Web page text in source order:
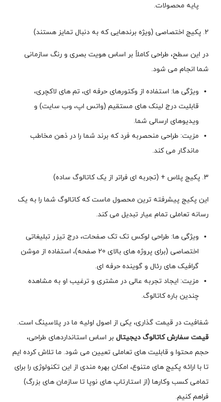
پایه محصولات.
2. پکیج اختصاصی (ویژه برندهایی که به دنبال تمایز هستند)
در این سطح، طراحی کاملاً بر اساس هویت بصری و رنگ سازمانی
شما انجام می شود.
ویژگی ها: استفاده از وکتورهای حرفه ای، تم های لاکچری،
قابلیت درج لینک های مستقیم (واتس اپ، وب سایت) و
ویدیوهای ارسالی شما.
مزیت: طراحی منحصربه فرد که برند شما را در ذهن مخاطب
ماندگار می کند.
3. پکیج پلاس + (تجربه ای فراتر از یک کاتالوگ ساده)
این پکیج پیشرفته ترین محصول ماست که کاتالوگ شما را به یک
رسانه تعاملی تمام عیار تبدیل می کند.
ویژگی ها: طراحی لوکس تک تک صفحات، درج تیزر تبلیغاتی
اختصاصی (برای پروژه های بالای 20 صفحه)، استفاده از موشن
گرافیک های رئال و گوینده حرفه ای.
مزیت: ایجاد تجربه عالی در مشتری و ترغیب او به مشاهده
چندین باره کاتالوگ.
شفافیت در قیمت گذاری، یکی از اصول اولیه ما در پلاسینگ است.
قیمت سفارش کاتالوگ دیجیتال بر اساس استانداردهای طراحی،
حجم محتوا و قابلیت های تعاملی تعیین می شود. ما تلاش کرده ایم
تا با ارائه پکیج های متنوع، امکان بهره مندی از این تکنولوژی را برای
تمامی کسب وکارها (از استارتاپ های نوپا تا سازمان های بزرگ)
فراهم کنیم.